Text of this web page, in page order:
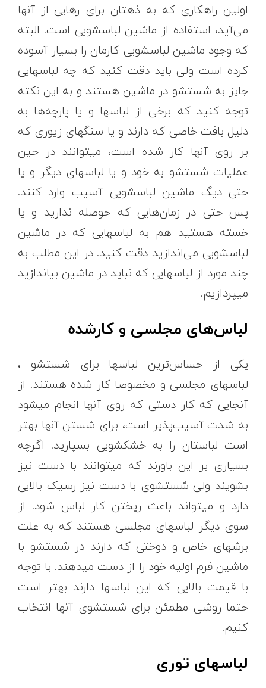
اولین راهکاری که به ذهتان برای رهایی از آنها
می‌آید، استفاده از ماشین لباسشویی است. البته
که وجود ماشین لباسشویی کارمان را بسیار آسوده
کرده است ولی باید دقت کنید که چه لباسهایی
جایز به شستشو در ماشین هستند و به این نکته
توجه کنید که برخی از لباسها و یا پارچه‌ها به
دلیل بافت خاصی که دارند و یا سنگهای زیوری که
بر روی آنها کار شده است، میتوانند در حین
عملیات شستشو به خود و یا لباسهای دیگر و یا
حتی دیگ ماشین لباسشویی آسیب وارد کنند.
پس حتی در زمان‌هایی که حوصله ندارید و یا
خسته هستید هم به لباسهایی که در ماشین
لباسشویی می‌اندازید دقت کنید. در این مطلب به
چند مورد از لباسهایی که نباید در ماشین بیاندازید
میپردازیم.
لباس‌های مجلسی و کارشده
یکی از حساس‌ترین لباسها برای شستشو ،
لباسهای مجلسی و مخصوصا کار شده هستند. از
آنجایی که کار دستی که روی آنها انجام میشود
به شدت آسیب‌پذیر است، برای شستن آنها بهتر
است لباستان را به خشکشویی بسپارید. اگرچه
بسیاری بر این باورند که میتوانند با دست نیز
بشویند ولی شستشوی با دست نیز رسیک بالایی
دارد و میتواند باعث ریختن کار لباس شود. از
سوی دیگر لباسهای مجلسی هستند که به علت
برشهای خاص و دوختی که دارند در شستشو با
ماشین فرم اولیه خود را از دست میدهند. با توجه
با قیمت بالایی که این لباسها دارند بهتر است
حتما روشی مطمئن برای شستشوی آنها انتخاب
کنیم.
لباسهای توری